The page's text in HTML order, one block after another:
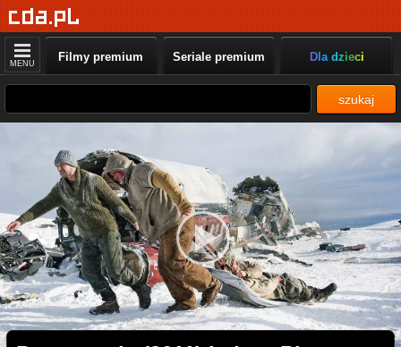
MENU Filmy premium Seriale premium Dla dzieci
szukaj